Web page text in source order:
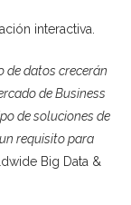
interactiva.
de datos crecerán
de Business
de soluciones de
requisito para
Big Data &